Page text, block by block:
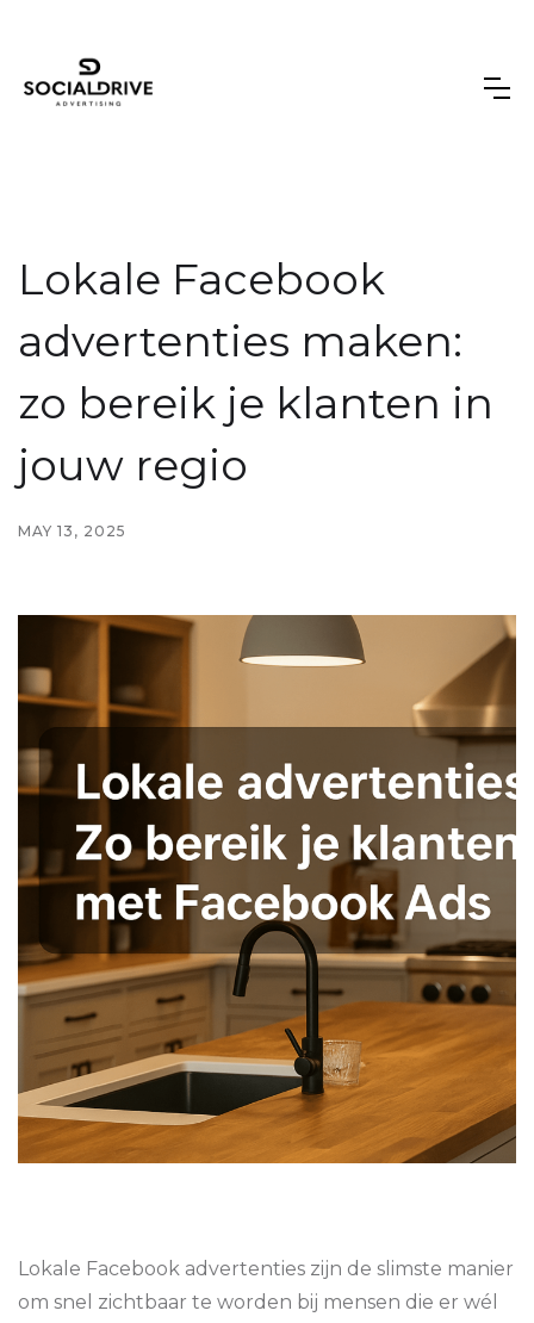
Lokale Facebook
advertenties maken:
zo bereik je klanten in
jouw regio
MAY 13, 2025
Lokale Facebook advertenties zijn de slimste manier
om snel zichtbaar te worden bij mensen die er wél